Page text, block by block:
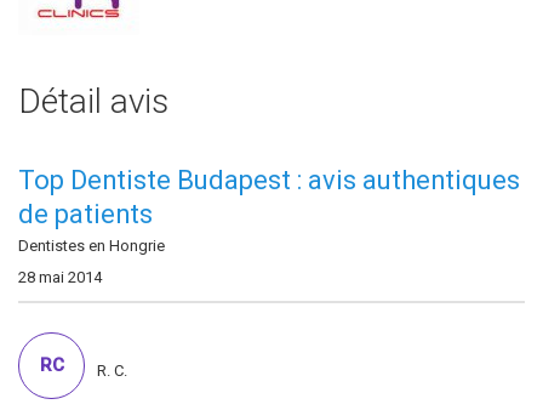
Détail avis
Top Dentiste Budapest : avis authentiques
de patients
Dentistes en Hongrie
28 mai 2014
RC R. C.